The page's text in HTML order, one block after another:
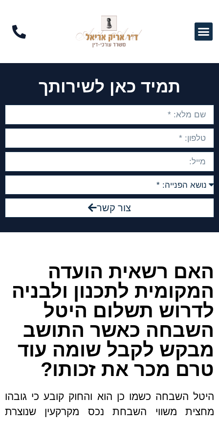
תמיד כאן לשירותך
צור קשר
האם רשאית הועדה
המקומית לתכנון ולבניה
לדרוש תשלום היטל
השבחה כאשר התושב
מבקש לקבל שומה עוד
טרם מכר את זכותו?
היטל השבחה כשמו כן הוא והחוק קובע כי גובהו
מחצית משווי השבחת נכס מקרקעין שנוצרת